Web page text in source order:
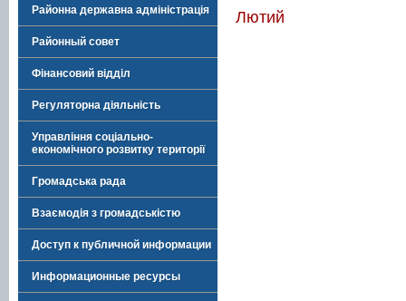
Районна державна адміністрація
Районный совет
Фінансовий відділ
Регуляторна діяльність
Управління соціально-
економічного розвитку території
Громадська рада
Взаємодія з громадськістю
Доступ к публичной информации
Информационные ресурсы
Лютий